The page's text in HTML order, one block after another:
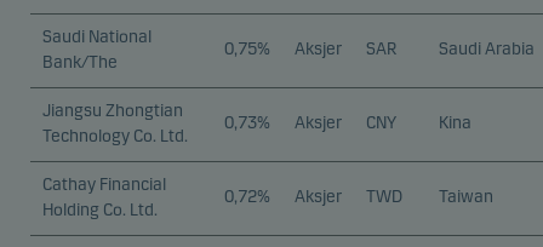
Saudi National
Bank/The
0,75% Aksjer SAR Saudi Arabia
Jiangsu Zhongtian
Technology Co. Ltd.
0,73% Aksjer CNY Kina
Cathay Financial
Holding Co. Ltd.
0,72% Aksjer TWD Taiwan